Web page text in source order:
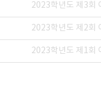
2023학년도 제3회
2023학년도 제2회
2023학년도 제1회